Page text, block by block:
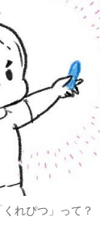
ヒント
かる
を詳説
ミュニティ
く分かる
れぴつ」って？